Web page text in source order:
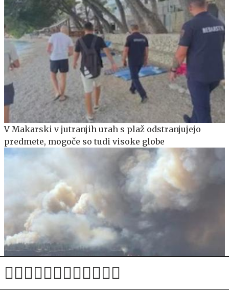
V Makarski v jutranjih urah s plaž odstranjujejo
predmete, mogoče so tudi visoke globe